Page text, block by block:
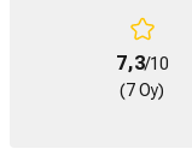
7,3/10
(7 Oy)